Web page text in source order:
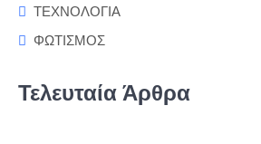
ΤΕΧΝΟΛΟΓΙΑ
ΦΩΤΙΣΜΟΣ
Τελευταία Άρθρα